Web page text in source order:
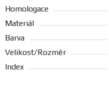
Homologace
Materiál
Barva
Velikost/Rozměr
Index